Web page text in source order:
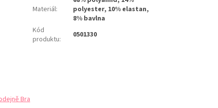
Bra
Materiál:
polyester, 10% elastan,
8% bavlna
Kód
produktu: 0501330